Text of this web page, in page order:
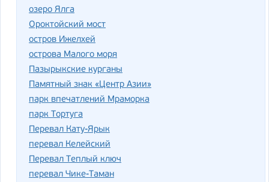
озеро Ялга
Ороктойский мост
остров Ижелхей
острова Малого моря
Пазырыкские курганы
Памятный знак «Центр Азии»
парк впечатлений Мраморка
парк Тортуга
Перевал Кату-Ярык
перевал Келейский
Перевал Теплый ключ
перевал Чике-Таман